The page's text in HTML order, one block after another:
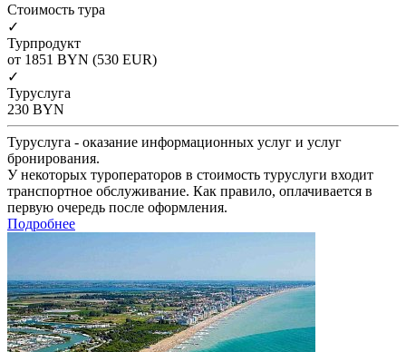
Cтоимость тура
✓
Турпродукт
от 1851 BYN (530 EUR)
✓
Туруслуга
230 BYN
Туруслуга - оказание информационных услуг и услуг
бронирования.
У некоторых туроператоров в стоимость туруслуги входит
транспортное обслуживание. Как правило, оплачивается в
первую очередь после оформления.
Подробнее